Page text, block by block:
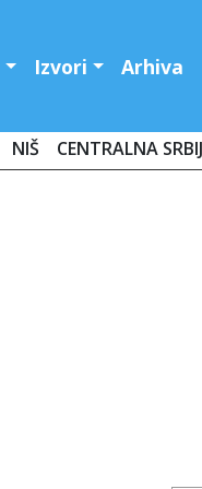
Izvori Arhiva
NIŠ CENTRALNA